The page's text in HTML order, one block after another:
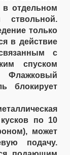
в отдельном
ствольной.
только
в действие
с
спуском
блокирует
по 10
может
подачу.